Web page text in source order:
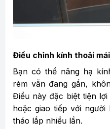
Điều chỉnh kính thoải
Bạn có thể nâng hạ
rèm vẫn đang gắn,
Điều này đặc biệt tiện
hoặc giao tiếp với
tháo lắp nhiều lần.